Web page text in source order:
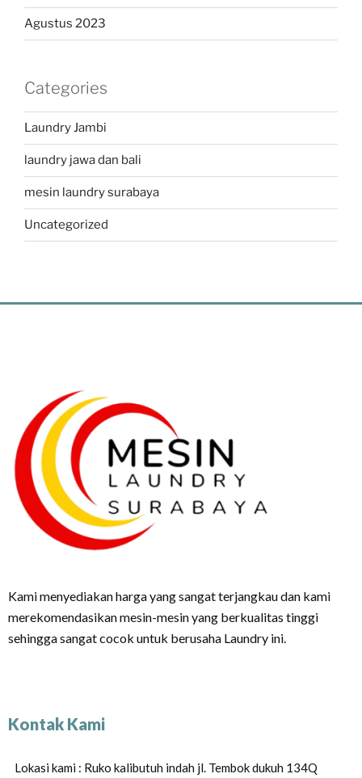
Agustus 2023
Categories
Laundry Jambi
laundry jawa dan bali
mesin laundry surabaya
Uncategorized
Kami menyediakan harga yang sangat terjangkau dan kami
merekomendasikan mesin-mesin yang berkualitas tinggi
sehingga sangat cocok untuk berusaha Laundry ini.
Kontak Kami
Lokasi kami : Ruko kalibutuh indah jl. Tembok dukuh 134Q